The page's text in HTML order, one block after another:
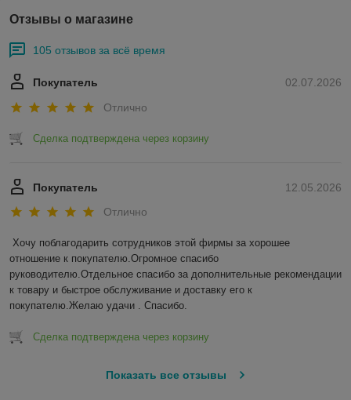
Отзывы о магазине
105 отзывов за всё время
02.07.2026
Покупатель
Отлично
Сделка подтверждена через корзину
12.05.2026
Покупатель
Отлично
Хочу поблагодарить сотрудников этой фирмы за хорошее
отношение к покупателю.Огромное спасибо
руководителю.Отдельное спасибо за дополнительные рекомендации
к товару и быстрое обслуживание и доставку его к
покупателю.Желаю удачи . Спасибо.
Сделка подтверждена через корзину
Показать все отзывы